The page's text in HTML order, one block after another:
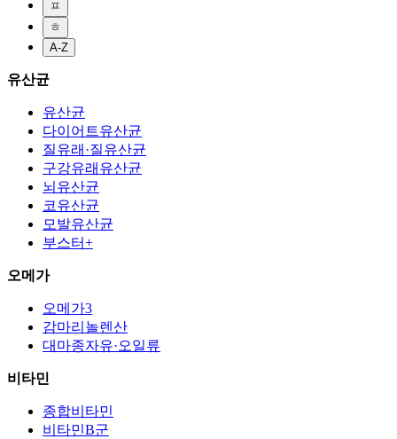
ㅍ
ㅎ
A-Z
유산균
유산균
다이어트유산균
질유래·질유산균
구강유래유산균
뇌유산균
코유산균
모발유산균
부스터+
오메가
오메가3
감마리놀렌산
대마종자유·오일류
비타민
종합비타민
비타민B군